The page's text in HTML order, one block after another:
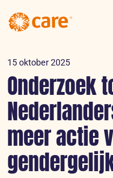
15 oktober 2025
Onderzoek
meer actie